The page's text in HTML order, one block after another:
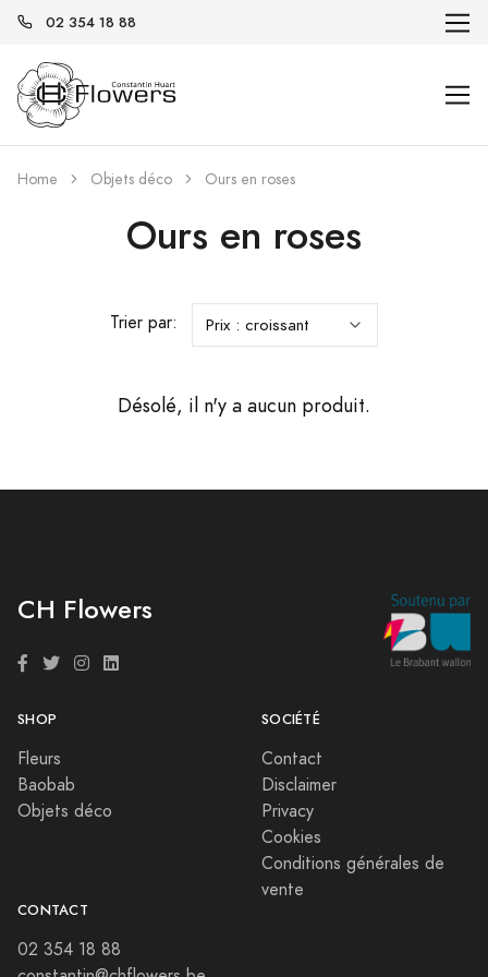
02 354 18 88
Home Objets déco Ours en roses
Ours en roses
Trier par:
Désolé, il n'y a aucun produit.
CH Flowers
SHOP
Fleurs
Baobab
Objets déco
SOCIÉTÉ
Contact
Disclaimer
Privacy
Cookies
Conditions générales de
vente
CONTACT
02 354 18 88